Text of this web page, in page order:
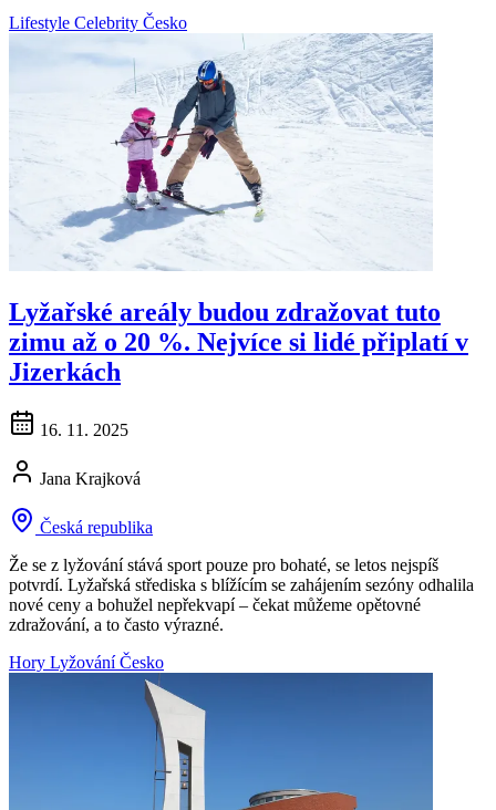
Lifestyle Celebrity Česko
Lyžařské areály budou zdražovat tuto
zimu až o 20 %. Nejvíce si lidé připlatí v
Jizerkách
16. 11. 2025
Jana Krajková
Česká republika
Že se z lyžování stává sport pouze pro bohaté, se letos nejspíš
potvrdí. Lyžařská střediska s blížícím se zahájením sezóny odhalila
nové ceny a bohužel nepřekvapí – čekat můžeme opětovné
zdražování, a to často výrazné.
Hory Lyžování Česko